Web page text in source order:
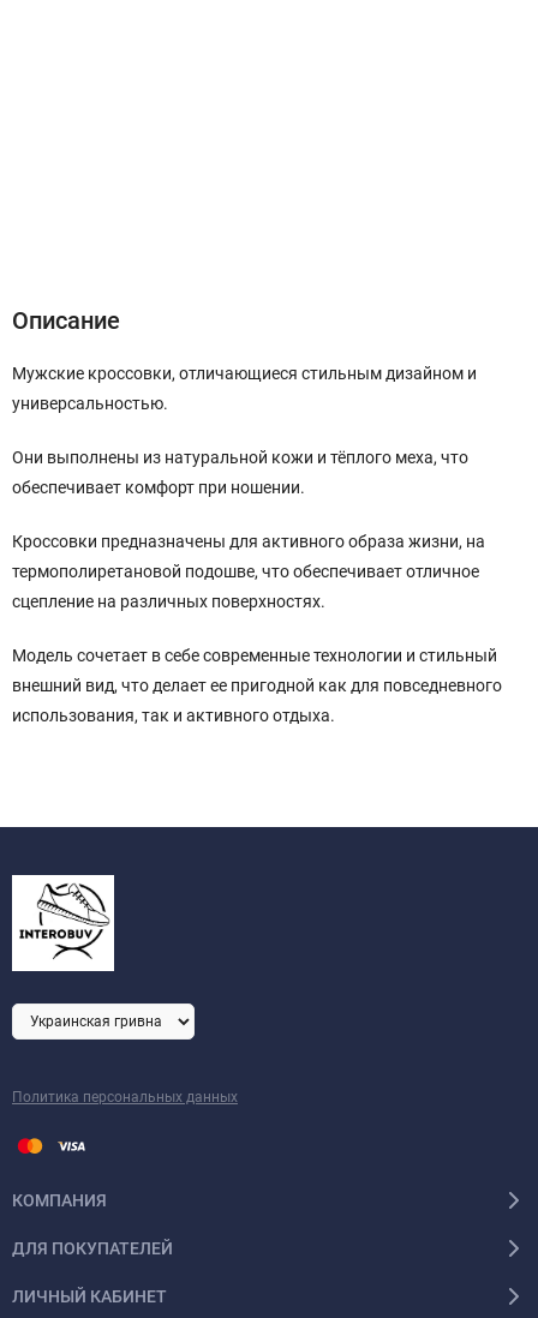
Описание
Мужские кроссовки, отличающиеся стильным дизайном и
универсальностью.
Они выполнены из натуральной кожи и тёплого меха, что
обеспечивает комфорт при ношении.
Кроссовки предназначены для активного образа жизни, на
термополиретановой подошве, что обеспечивает отличное
сцепление на различных поверхностях.
Модель сочетает в себе современные технологии и стильный
внешний вид, что делает ее пригодной как для повседневного
использования, так и активного отдыха.
Политика персональных данных
КОМПАНИЯ
ДЛЯ ПОКУПАТЕЛЕЙ
ЛИЧНЫЙ КАБИНЕТ